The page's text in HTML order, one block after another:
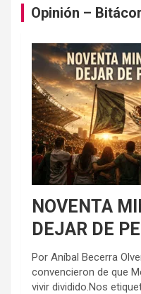
Opinión –
NOVENTA
DEJAR DE
Por Aníbal Becerra
convencieron de que
vivir dividido.Nos